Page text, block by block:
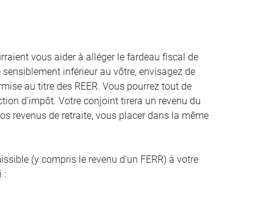
vous aider à alléger le fardeau fiscal de
inférieur au vôtre, envisagez de
au titre des REER. Vous pourrez tout de
d’impôt. Votre conjoint tirera un revenu du
revenus de retraite, vous placer dans la même
(y compris le revenu d’un FERR) à votre
: